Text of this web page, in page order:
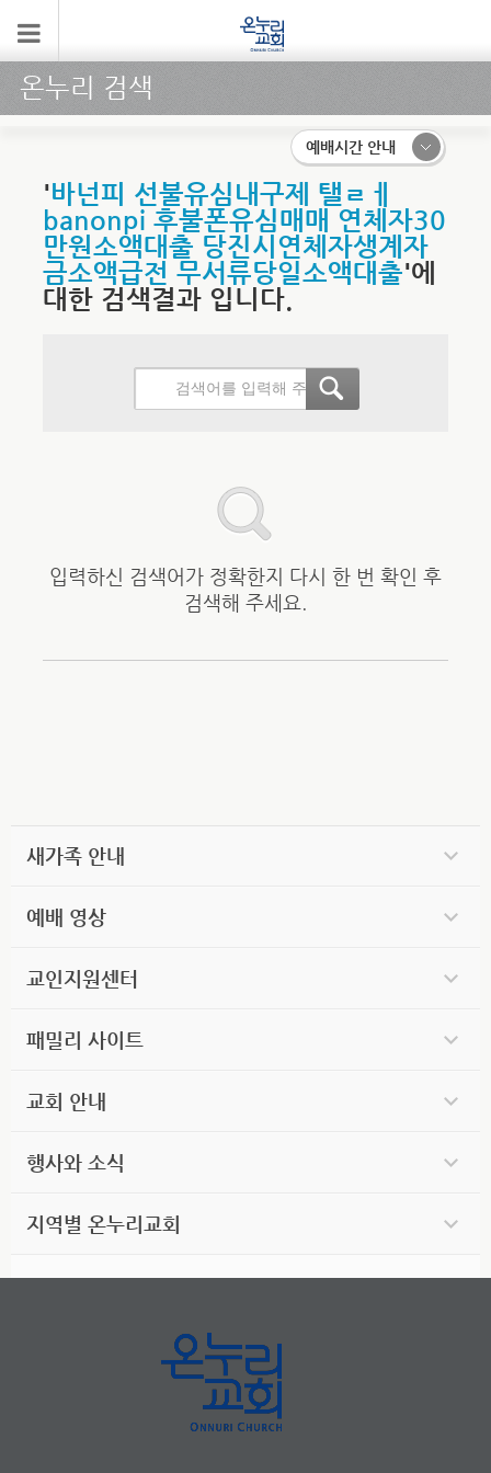
온누리 검색
예배시간 안내
'바넌피 선불유심내구제 탤ㄹㅔ
banonpi 후불폰유심매매 연체자30
만원소액대출 당진시연체자생계자
금소액급전 무서류당일소액대출'에
대한 검색결과 입니다.
입력하신 검색어가 정확한지 다시 한 번 확인 후
검색해 주세요.
새가족 안내
예배 영상
교인지원센터
패밀리 사이트
교회 안내
행사와 소식
지역별 온누리교회